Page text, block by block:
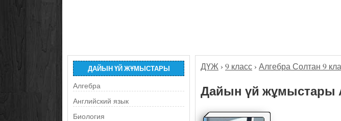
ДАЙЫН ҮЙ ЖҰМЫСТАРЫ
Алгебра
Английский язык
Биология
ДҮЖ › 9 класс › Алгебра Солтан 9
Дайын үй жұмыстары